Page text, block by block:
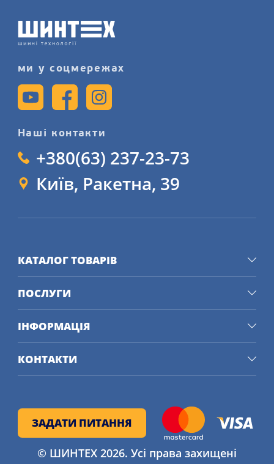
нашому сайті.
ми у соцмережах
Наші контакти
+380(63) 237-23-73
Київ, Ракетна, 39
ЗАДАТИ ПИТАННЯ
© ШИНТЕХ 2026. Усі права захищені
КАТАЛОГ ТОВАРІВ
ПОСЛУГИ
ІНФОРМАЦІЯ
КОНТАКТИ